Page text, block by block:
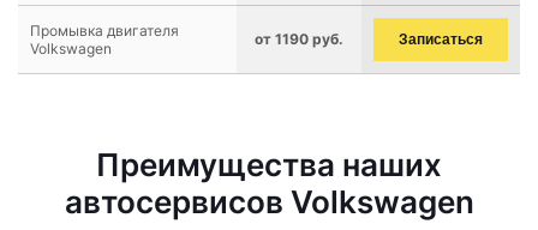
Промывка двигателя
Volkswagen
от 1190 руб. Записаться
Преимущества наших
автосервисов Volkswagen